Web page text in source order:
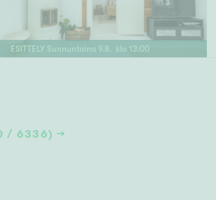
ESITTELY Sunnuntaina 9. 8 . klo 13:00
/ 6336)